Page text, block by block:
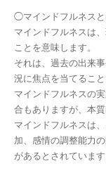
◯マインドフルネス
マインドフルネスは
ことを意味します。
それは、過去の出来
況に焦点を当てること
マインドフルネスの
合もありますが、本
マインドフルネスは
加、感情の調整能力
があるとされています